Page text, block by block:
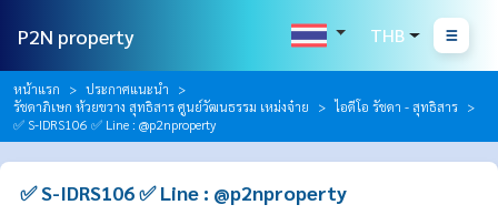
P2N property THB
หน้าแรก
ประกาศแนะนำ
รัชดาภิเษก ห้วยขวาง สุทธิสาร ศูนย์วัฒนธรรม เหม่งจ๋าย
ไอดีโอ รัชดา - สุทธิสาร
✅ S-IDRS106 ✅ Line : @p2nproperty
✅ S-IDRS106 ✅ Line : @p2nproperty